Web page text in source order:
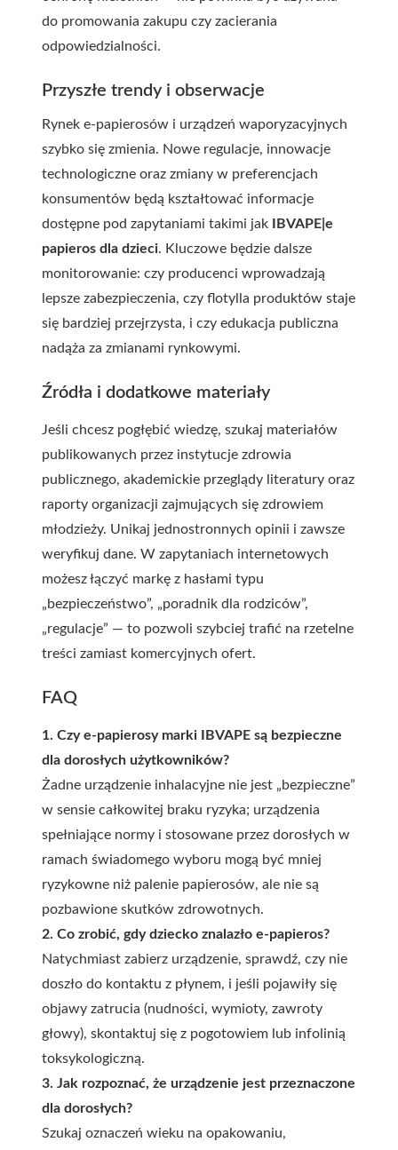
do promowania zakupu czy zacierania
odpowiedzialności.
Przyszłe trendy i obserwacje
Rynek e-papierosów i urządzeń waporyzacyjnych
szybko się zmienia. Nowe regulacje, innowacje
technologiczne oraz zmiany w preferencjach
konsumentów będą kształtować informacje
dostępne pod zapytaniami takimi jak
IBVAPE|e
papieros dla dzieci. Kluczowe będzie dalsze
monitorowanie: czy producenci wprowadzają
lepsze zabezpieczenia, czy flotylla produktów staje
się bardziej przejrzysta, i czy edukacja publiczna
nadąża za zmianami rynkowymi.
Źródła i dodatkowe materiały
Jeśli chcesz pogłębić wiedzę, szukaj materiałów
publikowanych przez instytucje zdrowia
publicznego, akademickie przeglądy literatury oraz
raporty organizacji zajmujących się zdrowiem
młodzieży. Unikaj jednostronnych opinii i zawsze
weryfikuj dane. W zapytaniach internetowych
możesz łączyć markę z hasłami typu
„bezpieczeństwo”, „poradnik dla rodziców”,
„regulacje” — to pozwoli szybciej trafić na rzetelne
treści zamiast komercyjnych ofert.
FAQ
1. Czy e-papierosy marki IBVAPE są bezpieczne
dla dorosłych użytkowników?
Żadne urządzenie inhalacyjne nie jest „bezpieczne”
w sensie całkowitej braku ryzyka; urządzenia
spełniające normy i stosowane przez dorosłych w
ramach świadomego wyboru mogą być mniej
ryzykowne niż palenie papierosów, ale nie są
pozbawione skutków zdrowotnych.
2. Co zrobić, gdy dziecko znalazło e-papieros?
Natychmiast zabierz urządzenie, sprawdź, czy nie
doszło do kontaktu z płynem, i jeśli pojawiły się
objawy zatrucia (nudności, wymioty, zawroty
głowy), skontaktuj się z pogotowiem lub infolinią
toksykologiczną.
3. Jak rozpoznać, że urządzenie jest przeznaczone
dla dorosłych?
Szukaj oznaczeń wieku na opakowaniu,